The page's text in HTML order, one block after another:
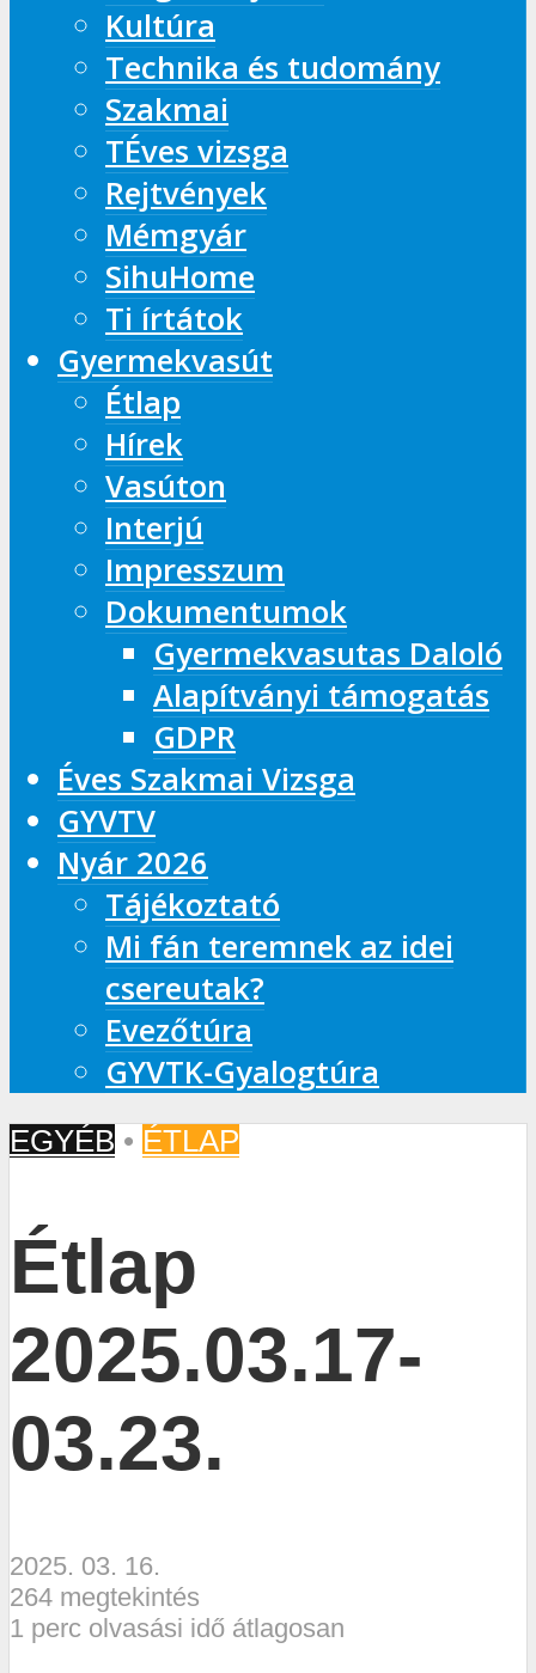
Kultúra
Technika és tudomány
Szakmai
TÉves vizsga
Rejtvények
Mémgyár
SihuHome
Ti írtátok
Gyermekvasút
Étlap
Hírek
Vasúton
Interjú
Impresszum
Dokumentumok
Gyermekvasutas Daloló
Alapítványi támogatás
GDPR
Éves Szakmai Vizsga
GYVTV
Nyár 2026
Tájékoztató
Mi fán teremnek az idei
csereutak?
Evezőtúra
GYVTK-Gyalogtúra
EGYÉB • ÉTLAP
Étlap
2025.03.17-
03.23.
2025. 03. 16.
264 megtekintés
1 perc olvasási idő átlagosan